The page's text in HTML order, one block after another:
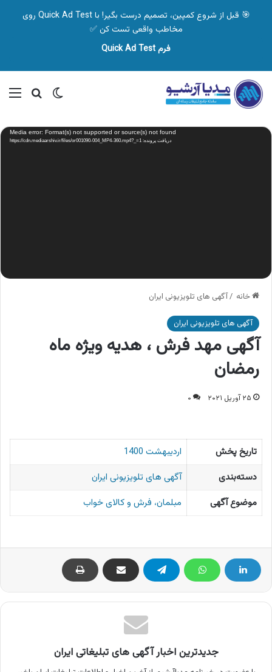
🎯 قبل از شروع کمپین، تصمیم درست بگیر! با Quick Ad Test روی
مخاطب واقعی تست کن ✅
فرم Quick Ad Test
تغییر پوسته
نمایشگر
ویدیو Media error: Format(s) not supported or source(s) not found
دریافت پرونده: https://cdn.mediaarshiv.ir/files/or001090-004_MP4-360.mp4?_=1
خانه /آگهی های تلویزیونی ایران
آگهی های تلویزیونی ایران
آگهی مهد فرش ، هدیه ویژه ماه
رمضان
۲۵ آوریل ۲۰۲۱ ۰
تاریخ پخش
اردیبهشت 1400
دسته‌بندی
آگهی های تلویزیونی ایران
موضوع آگهی
مبلمان، فرش و کالای خواب
جدیدترین اخبار آگهی های تبلیغاتی ایران